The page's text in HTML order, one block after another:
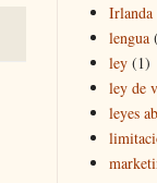
Irlanda
lengua
ley (1)
ley de
leyes